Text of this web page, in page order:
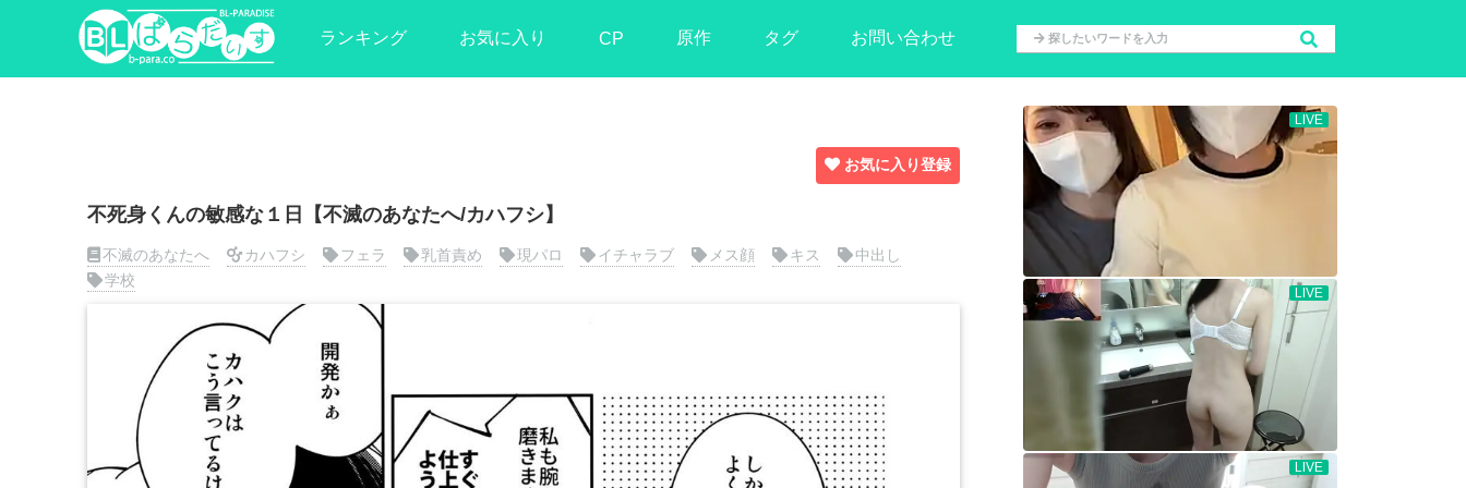
ランキング お気に入り CP 原作 タグ お問い合わせ
お気に入り登録
不死身くんの敏感な１日【不滅のあなたへ/カハフシ】
不滅のあなたへ カハフシ フェラ 乳首責め 現パロ イチャラブ メス顔 キス
中出し
学校